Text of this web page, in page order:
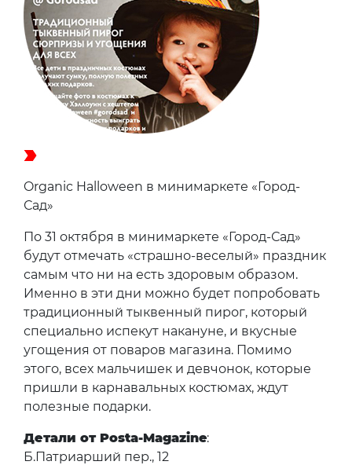
Organic Halloween в минимаркете «Город-
Сад»
По 31 октября в минимаркете «Город-Сад»
будут отмечать «страшно-веселый» праздник
самым что ни на есть здоровым образом.
Именно в эти дни можно будет попробовать
традиционный тыквенный пирог, который
специально испекут накануне, и вкусные
угощения от поваров магазина. Помимо
этого, всех мальчишек и девчонок, которые
пришли в карнавальных костюмах, ждут
полезные подарки.
Детали от Posta-Magazine:
Б.Патриарший пер., 12